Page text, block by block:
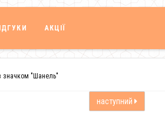
АКЦІЇ
значком "Шанель"
наступний